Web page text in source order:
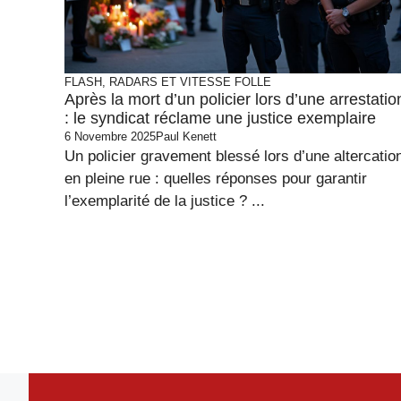
FLASH, RADARS ET VITESSE FOLLE
Après la mort d’un policier lors d’une
: le syndicat réclame une justice exemplaire
6 Novembre 2025Paul Kenett
Un policier gravement blessé lors d’une
en pleine rue : quelles réponses pour garantir
l’exemplarité de la justice ? ...